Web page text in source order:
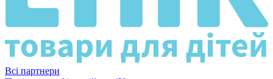
Всі партнери